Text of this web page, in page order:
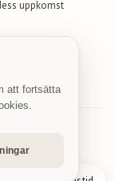
uppkomst
att fortsätta